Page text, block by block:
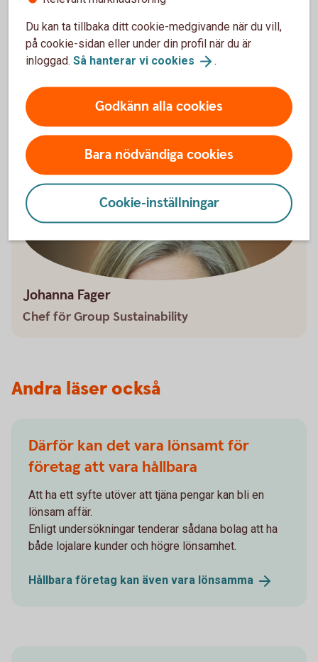
Flera av tipsen kommer från verksamt.se och deras guide
till ett hållbart företagande.
Hållbart företagande
Johanna Fager
Chef för Group Sustainability
Andra läser också
Därför kan det vara lönsamt för
företag att vara hållbara
Att ha ett syfte utöver att tjäna pengar kan bli en
lönsam affär.
Enligt undersökningar tenderar sådana bolag att ha
både lojalare kunder och högre lönsamhet.
Hållbara företag kan även vara lönsamma
Du kan ta tillbaka ditt cookie-medgivande när du vill,
på cookie-sidan eller under din profil när du är
inloggad. Så hanterar vi cookies .
Godkänn alla cookies
Bara nödvändiga cookies
Cookie-inställningar